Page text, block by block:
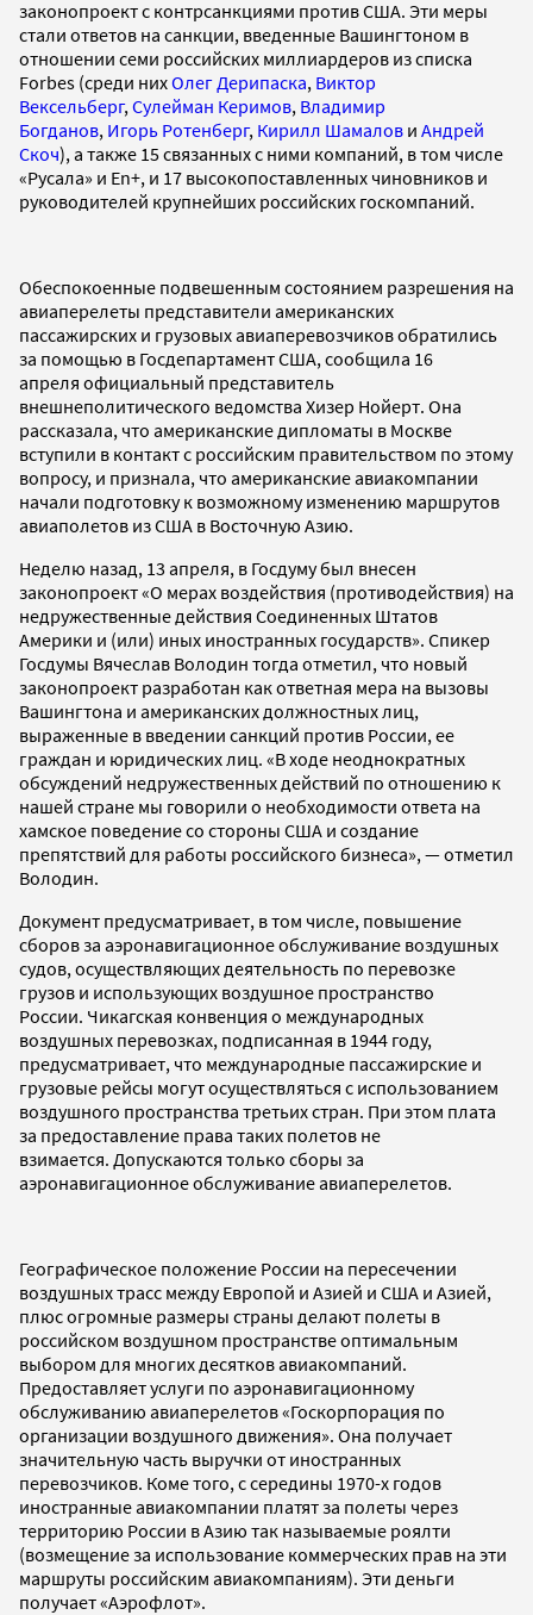
законопроект с контрсанкциями против США. Эти меры
стали ответов на санкции, введенные Вашингтоном в
отношении семи российских миллиардеров из списка
Forbes (среди нихОлег Дерипаска, Виктор
Вексельберг, Сулейман Керимов, Владимир
Богданов, Игорь Ротенберг, Кирилл Шамалов и Андрей
Скоч), а также 15 связанных с ними компаний, в том числе
«Русала» и En+, и 17 высокопоставленных чиновников и
руководителей крупнейших российских госкомпаний.
Обеспокоенные подвешенным состоянием разрешения на
авиаперелеты представители американских
пассажирских и грузовых авиаперевозчиков обратились
за помощью в Госдепартамент США, сообщила 16
апреля официальный представитель
внешнеполитического ведомства Хизер Нойерт. Она
рассказала, что американские дипломаты в Москве
вступили в контакт с российским правительством по этому
вопросу, и признала, что американские авиакомпании
начали подготовку к возможному изменению маршрутов
авиаполетов из США в Восточную Азию.
Неделю назад, 13 апреля, в Госдуму был внесен
законопроект «О мерах воздействия (противодействия) на
недружественные действия Соединенных Штатов
Америки и (или) иных иностранных государств». ​Спикер
Госдумы Вячеслав Володин тогда отметил, что новый
законопроект разработан как ответная мера на вызовы
Вашингтона и американских должностных лиц,
выраженные в введении санкций против России, ее
граждан и юридических лиц. «В ходе неоднократных
обсуждений недружественных действий по отношению к
нашей стране мы говорили о необходимости ответа на
хамское поведение со стороны США и создание
препятствий для работы российского бизнеса», — отметил
Володин.
Документ предусматривает, в том числе, повышение
сборов за аэронавигационное обслуживание воздушных
судов, осуществляющих деятельность по перевозке
грузов и использующих воздушное пространство
России. Чикагская конвенция о международных
воздушных перевозках, подписанная в 1944 году,
предусматривает, что международные пассажирские и
грузовые рейсы могут осуществляться с использованием
воздушного пространства третьих стран. При этом плата
за предоставление права таких полетов не
взимается. Допускаются только сборы за
аэронавигационное обслуживание авиаперелетов.
Географическое положение России на пересечении
воздушных трасс между Европой и Азией и США и Азией,
плюс огромные размеры страны делают полеты в
российском воздушном пространстве оптимальным
выбором для многих десятков авиакомпаний.
Предоставляет услуги по аэронавигационному
обслуживанию авиаперелетов «Госкорпорация по
организации воздушного движения». Она получает
значительную часть выручки от иностранных
перевозчиков. Коме того, с середины 1970-х годов
иностранные авиакомпании платят за полеты через
территорию России в Азию так называемые роялти
(возмещение за использование коммерческих прав на эти
маршруты российским авиакомпаниям). Эти деньги
получает «Аэрофлот».